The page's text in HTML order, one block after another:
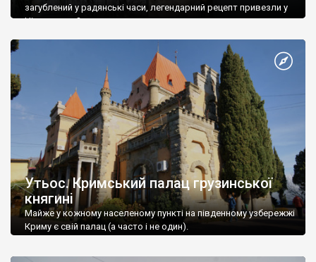
загублений у радянські часи, легендарний рецепт привезли у
Ніжин греки?
Утьос. Кримський палац грузинської
княгині
Майже у кожному населеному пункті на південному узбережжі
Криму є свій палац (а часто і не один).